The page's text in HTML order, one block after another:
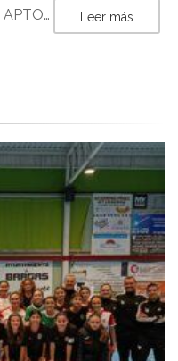
APTO… Leer más